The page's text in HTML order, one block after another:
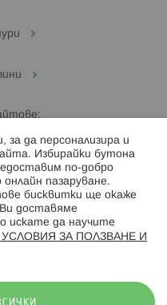
ни:
за да персонализира и
Избирайки бутона
по-добро
пазаруване.
бисквитки ще окаже
доставяме
искате да научите
ЗА ПОЛЗВАНЕ И